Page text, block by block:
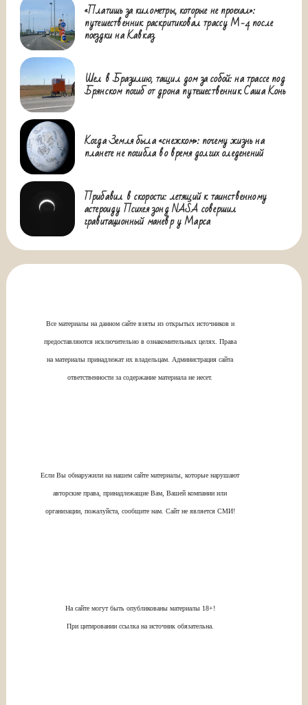
«Платишь за километры, которые не проехал»:
путешественник раскритиковал трассу М-4 после
поездки на Кавказ
Шел в Бразилию, тащил дом за собой: на трассе под
Брянском погиб от дрона путешественник Саша Конь
Когда Земля была «снежком»: почему жизнь на
планете не погибла во время долгих оледенений
Прибавил в скорости: летящий к таинственному
астероиду Психея зонд NASA совершил
гравитационный маневр у Марса
Все материалы на данном сайте взяты из открытых источников и
предоставляются исключительно в ознакомительных целях. Права
на материалы принадлежат их владельцам. Администрация сайта
ответственности за содержание материала не несет.
Если Вы обнаружили на нашем сайте материалы, которые нарушают
авторские права, принадлежащие Вам, Вашей компании или
организации, пожалуйста, сообщите нам. Сайт не является СМИ!
На сайте могут быть опубликованы материалы 18+!
При цитировании ссылка на источник обязательна.